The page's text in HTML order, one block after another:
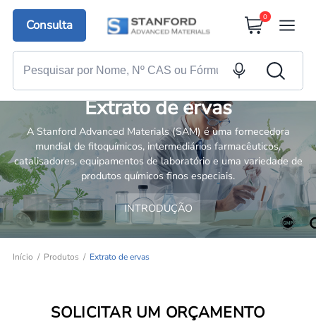
Consulta
0
Extrato de ervas
A Stanford Advanced Materials (SAM) é uma fornecedora
mundial de fitoquímicos, intermediários farmacêuticos,
catalisadores, equipamentos de laboratório e uma variedade de
produtos químicos finos especiais.
INTRODUÇÃO
Início Produtos Extrato de ervas
SOLICITAR UM ORÇAMENTO